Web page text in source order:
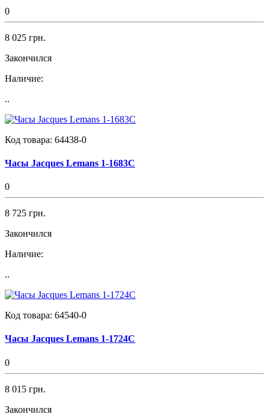
0
8 025 грн.
Закончился
Наличие:
..
Код товара: 64438-0
Часы Jacques Lemans 1-1683C
0
8 725 грн.
Закончился
Наличие:
..
Код товара: 64540-0
Часы Jacques Lemans 1-1724C
0
8 015 грн.
Закончился